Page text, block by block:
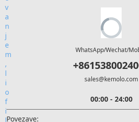
WhatsApp/Wechat/
sales@kemolo.com
00:00 - 24:00
Povezave: